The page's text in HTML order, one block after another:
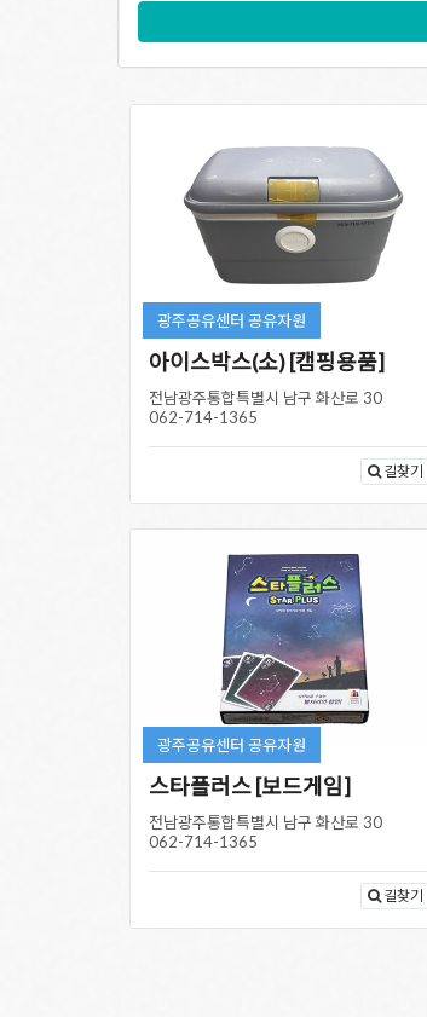
광주공유센터 공유자원
아이스박스(소) [캠핑용품]
전남광주통합특별시 남구 화산로 30
062-714-1365
길찾기
광주공유센터 공유자원
스타플러스 [보드게임]
전남광주통합특별시 남구 화산로 30
062-714-1365
길찾기